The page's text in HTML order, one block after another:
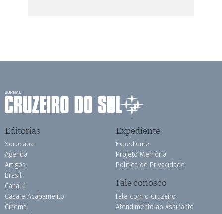
Editorias
Sorocaba
Agenda
Artigos
Brasil
Canal 1
Casa e Acabamento
Cinema
Expediente
Expediente
Projeto Memória
Política de Privacidade
Fale conosco
Fale com o Cruzeiro
Atendimento ao Assinante